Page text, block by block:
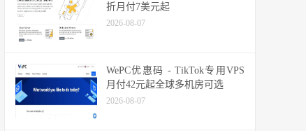
折月付7美元起
2026-08-07
WePC优惠码 - TikTok专用VPS
月付42元起全球多机房可选
2026-08-07